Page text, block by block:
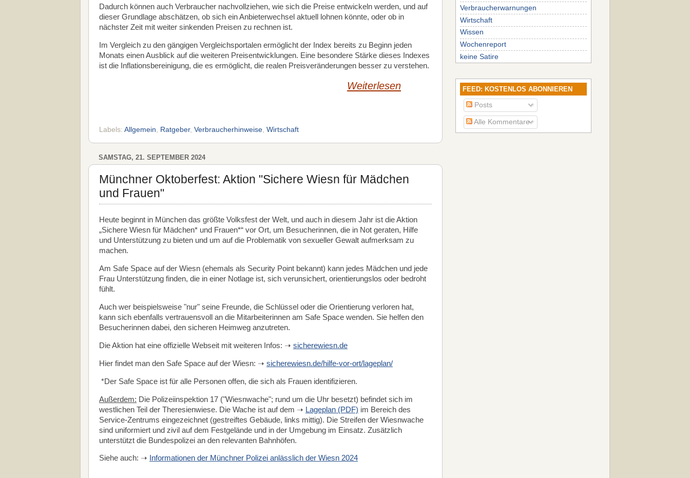
Dadurch können auch Verbraucher nachvollziehen, wie sich die Preise entwickeln werden, und auf
dieser Grundlage abschätzen, ob sich ein Anbieterwechsel aktuell lohnen könnte, oder ob in
nächster Zeit mit weiter sinkenden Preisen zu rechnen ist.
Im Vergleich zu den gängigen Vergleichsportalen ermöglicht der Index bereits zu Beginn jeden
Monats einen Ausblick auf die weiteren Preisentwicklungen. Eine besondere Stärke dieses Indexes
ist die Inflationsbereinigung, die es ermöglicht, die realen Preisveränderungen besser zu verstehen.
Weiterlesen
Labels: Allgemein Ratgeber, Verbraucherhinweise Wirtschaft
SAMSTAG, 21. SEPTEMBER 2024
Münchner Oktoberfest: Aktion "Sichere Wiesn für Mädchen
und Frauen"
Heute beginnt in München das größte Volksfest der Welt, und auch in diesem Jahr ist die Aktion
„Sichere Wiesn für Mädchen* und Frauen*“ vor Ort, um Besucherinnen, die in Not geraten, Hilfe
und Unterstützung zu bieten und um auf die Problematik von sexueller Gewalt aufmerksam zu
machen.
Am Safe Space auf der Wiesn (ehemals als Security Point bekannt) kann jedes Mädchen und jede
Frau Unterstützung finden, die in einer Notlage ist, sich verunsichert, orientierungslos oder bedroht
fühlt.
Auch wer beispielsweise "nur" seine Freunde, die Schlüssel oder die Orientierung verloren hat,
kann sich ebenfalls vertrauensvoll an die Mitarbeiterinnen am Safe Space wenden. Sie helfen den
Besucherinnen dabei, den sicheren Heimweg anzutreten.
Die Aktion hat eine offizielle Webseit mit weiteren Infos: ➝ sicherewiesn.de
Hier findet man den Safe Space auf der Wiesn: ➝ sicherewiesn.de/hilfe-vor-ort/lageplan/
*Der Safe Space ist für alle Personen offen, die sich als Frauen identifizieren.
Außerdem: Die Polizeiinspektion 17 ("Wiesnwache"; rund um die Uhr besetzt) befindet sich im
westlichen Teil der Theresienwiese. Die Wache ist auf dem ➝ Lageplan (PDF) im Bereich des
Service-Zentrums eingezeichnet (gestreiftes Gebäude, links mittig). Die Streifen der Wiesnwache
sind uniformiert und zivil auf dem Festgelände und in der Umgebung im Einsatz. Zusätzlich
unterstützt die Bundespolizei an den relevanten Bahnhöfen.
Siehe auch: ➝ Informationen der Münchner Polizei anlässlich der Wiesn 2024
Verbraucherwarnungen
Wirtschaft
Wissen
Wochenreport
keine Satire
FEED: KOSTENLOS ABONNIEREN
Posts
Alle Kommentare